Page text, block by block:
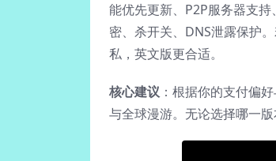
能优先更新、P2P服务器支
密、杀开关、DNS泄露保护
私，英文版更合适。
核心建议：根据你的支付偏
与全球漫游。无论选择哪一版